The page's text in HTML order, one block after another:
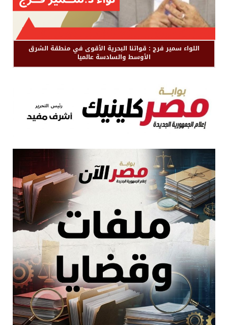
اللواء سمير فرج : قواتنا البحرية الأقوى في منطقة الشرق
الأوسط والسادسة عالميا